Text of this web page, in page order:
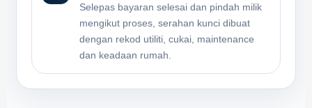
Selepas bayaran selesai dan pindah milik
mengikut proses, serahan kunci dibuat
dengan rekod utiliti, cukai, maintenance
dan keadaan rumah.